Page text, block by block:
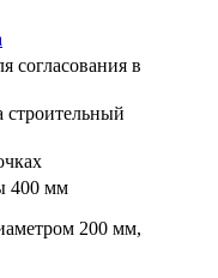
согласования в
400 мм
200 мм,